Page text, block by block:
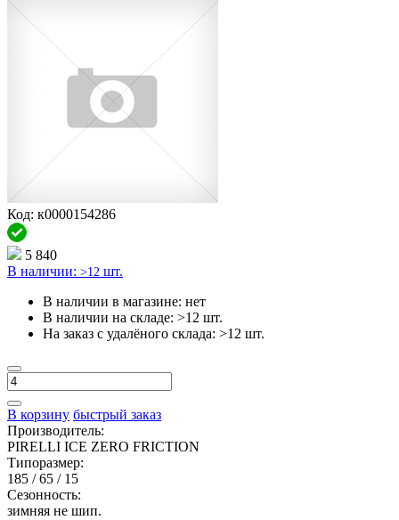
Код: к0000154286
5 840
В наличии: >12 шт.
В наличии в магазине: нет
В наличии на складе: >12 шт.
На заказ с удалёного склада: >12 шт.
В корзину быстрый заказ
Производитель:
PIRELLI ICE ZERO FRICTION
Типоразмер:
185 / 65 / 15
Сезонность:
зимняя не шип.